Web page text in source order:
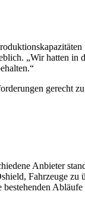
„Wir hatten in
gerecht
Anbieter
Fahrzeuge zu